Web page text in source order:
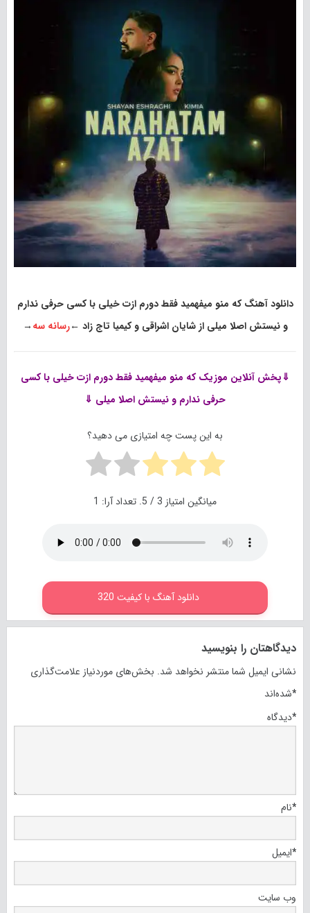
دانلود آهنگ که منو میفهمید فقط دورم ازت خیلی با کسی حرفی ندارم
و نیستش اصلا میلی از شایان اشراقی و کیمیا تاج زاد ←رسانه سه→
⇓پخش آنلاین موزیککه منو میفهمید فقط دورم ازت خیلی با کسی
حرفی ندارم و نیستش اصلا میلی ⇓
به این پست چه امتیازی می دهید؟
میانگین امتیاز 3 / 5. تعداد آرا: 1
دانلود آهنگ با کیفیت 320
دیدگاهتان را بنویسید
نشانی ایمیل شما منتشر نخواهد شد. بخش‌های موردنیاز علامت‌گذاری
شده‌اند*
دیدگاه*
نام*
ایمیل*
وب‌ سایت